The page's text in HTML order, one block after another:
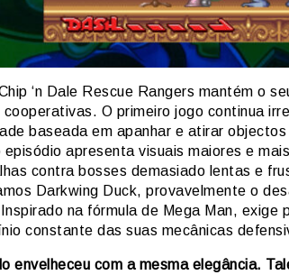
‘n Dale Rescue Rangers mantém o
cooperativas. O primeiro jogo continua
baseada em apanhar e atirar
episódio apresenta visuais maiores e
contra bosses demasiado lentas e
Darkwing Duck, provavelmente o
na fórmula de Mega Man, exige
constante das suas mecânicas
envelheceu com a mesma elegância.